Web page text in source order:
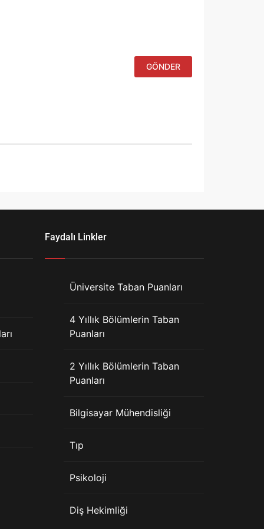
Faydalı Linkler
Üniversite Taban Puanları
4 Yıllık Bölümlerin Taban
Puanları
2 Yıllık Bölümlerin Taban
Puanları
Bilgisayar Mühendisliği
Tıp
Psikoloji
Diş Hekimliği